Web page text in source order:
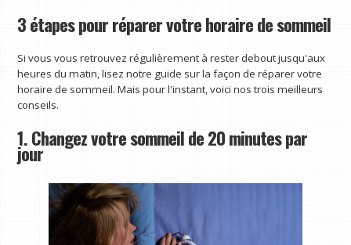
3 étapes pour réparer votre horaire de sommeil
Si vous vous retrouvez régulièrement à rester debout jusqu'aux
heures du matin, lisez notre guide sur la façon de réparer votre
horaire de sommeil. Mais pour l'instant, voici nos trois meilleurs
conseils.
1. Changez votre sommeil de 20 minutes par
jour